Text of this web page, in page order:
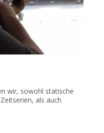
wir, sowohl statische
als auch